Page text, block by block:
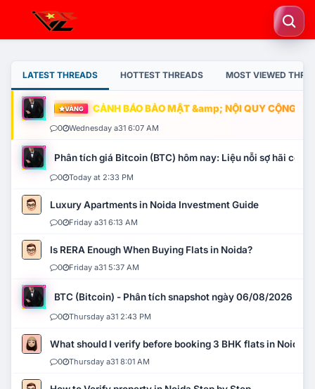
LATEST THREADS HOTTEST THREADS MOST VIEWED
VÀNG CẢNH BÁO BẢO MẬT &amp; NỘI QUY CỘNG
0 Wednesday a31 6:07 AM
Phân tích giá Bitcoin (BTC) hôm nay: Liệu nỗi sợ hãi có
0 Today at 2:33 PM
Luxury Apartments in Noida Investment Guide
0 Friday a31 6:13 AM
Is RERA Enough When Buying Flats in Noida?
0 Friday a31 5:37 AM
BTC (Bitcoin) - Phân tích snapshot ngày 06/08/2026
0 Thursday a31 2:43 PM
What should I verify before booking 3 BHK flats in Noida?
0 Thursday a31 8:01 AM